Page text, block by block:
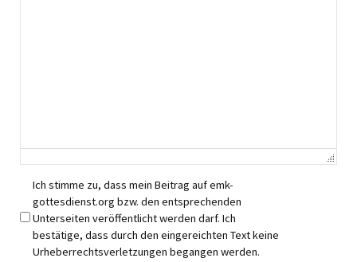
Ich stimme zu, dass mein Beitrag auf emk-
gottesdienst.org bzw. den entsprechenden
Unterseiten veröffentlicht werden darf. Ich
bestätige, dass durch den eingereichten Text keine
Urheberrechtsverletzungen begangen werden.